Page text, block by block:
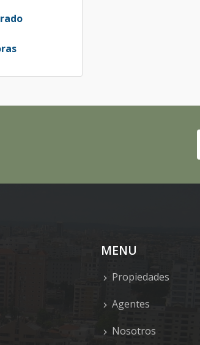
MENU
Propiedades
Agentes
Nosotros